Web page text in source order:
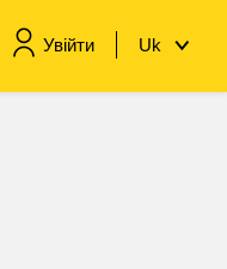
Увійти Uk